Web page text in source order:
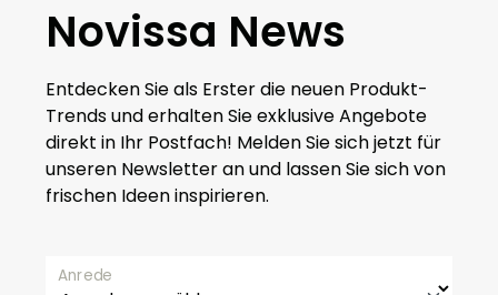
Novissa News
Entdecken Sie als Erster die neuen Produkt-
Trends und erhalten Sie exklusive Angebote
direkt in Ihr Postfach! Melden Sie sich jetzt für
unseren Newsletter an und lassen Sie sich von
frischen Ideen inspirieren.
Anrede